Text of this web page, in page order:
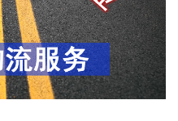
捷、更高效、更超值的服务。
，有着严谨完善的经营管理，
公司。公司拥有科学规范的管
保障。对货物的接受到发货以
严格的管理，使服务质量得到